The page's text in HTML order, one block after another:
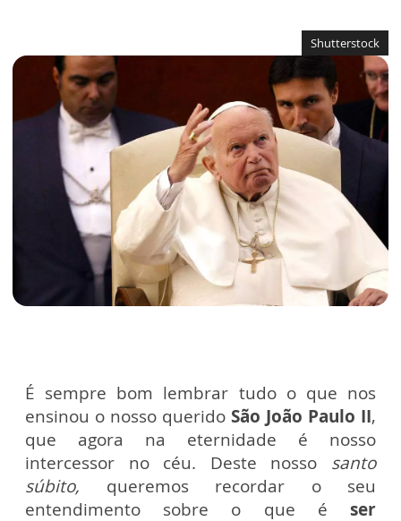
Shutterstock
É sempre bom lembrar tudo o que nos
ensinou o nosso querido São João Paulo II,
que agora na eternidade é nosso
intercessor no céu. Deste nosso santo
súbito, queremos recordar o seu
entendimento sobre o que é ser